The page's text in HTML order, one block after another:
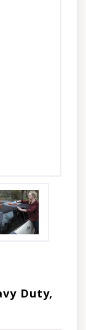
Duty,